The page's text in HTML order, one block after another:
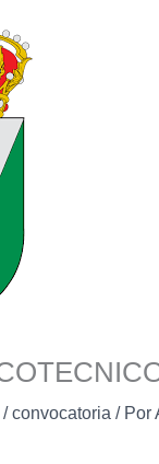
/ convocatoria/ Por